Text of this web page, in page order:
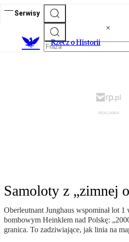
Serwisy
Rzecz o Historii
Samoloty z „zimnej
Oberleutnant Junghaus wspominał lot 1
bombowym Heinklem nad Polskę:
granica. To zadziwiające, jak linia na